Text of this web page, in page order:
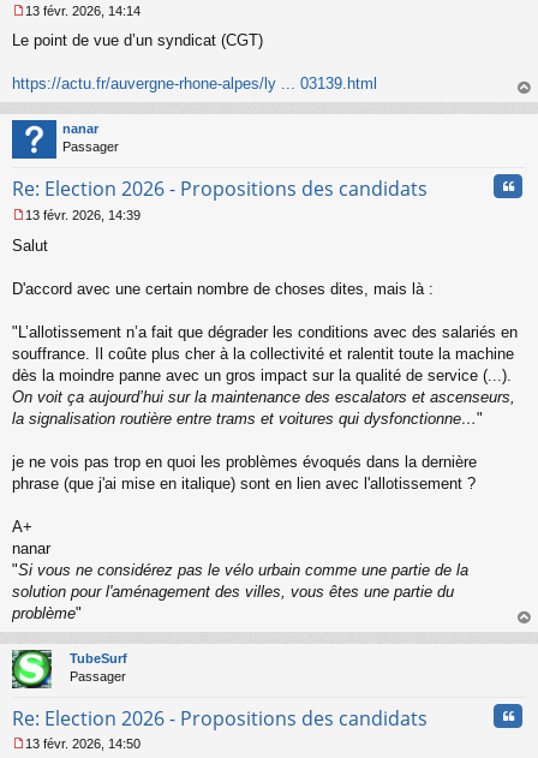
e
s
a
g
e
n
n
u
13 févr. 2026, 14:14
Le point de vue d’un syndicat (CGT)
https://actu.fr/auvergne-rhone-alpes/ly ... 03139.html
au
nanar
Passager
Re: Election 2026 - Propositions des candidats
e
e
n
o
u
13 févr. 2026, 14:39
Salut
D'accord avec une certain nombre de choses dites, mais là :
"L’allotissement n’a fait que dégrader les conditions avec des salariés en
souffrance. Il coûte plus cher à la collectivité et ralentit toute la machine
dès la moindre panne avec un gros impact sur la qualité de service (...).
On voit ça aujourd’hui sur la maintenance des escalators et ascenseurs,
la signalisation routière entre trams et voitures qui dysfonctionne…"
je ne vois pas trop en quoi les problèmes évoqués dans la dernière
phrase (que j'ai mise en italique) sont en lien avec l'allotissement ?
A+
nanar
"Si vous ne considérez pas le vélo urbain comme une partie de la
solution pour l'aménagement des villes, vous êtes une partie du
problème"
au
TubeSurf
Passager
Re: Election 2026 - Propositions des candidats
13 févr. 2026, 14:50